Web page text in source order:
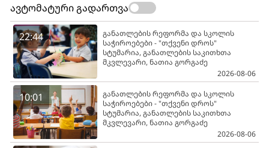
ავტომატური გადართვა
22:44
განათლების რეფორმა და სკოლის
საჭიროებები - "თქვენი დროს"
სტუმარია, განათლების საკითხთა
მკვლევარი, ნათია გორგაძე
2026-08-06
10:01
განათლების რეფორმა და სკოლის
საჭიროებები - "თქვენი დროს"
სტუმარია, განათლების საკითხთა
მკვლევარი, ნათია გორგაძე
2026-08-06